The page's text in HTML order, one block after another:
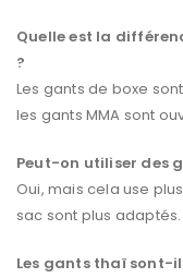
Quelle est la
?
Les gants de boxe
les gants MMA sont
Peut-on utiliser des
Oui, mais cela use
sac sont plus adaptés.
Les gants thaï sont-